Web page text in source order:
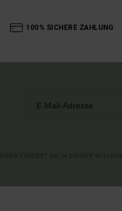
100% SICHERE ZAHLUNG